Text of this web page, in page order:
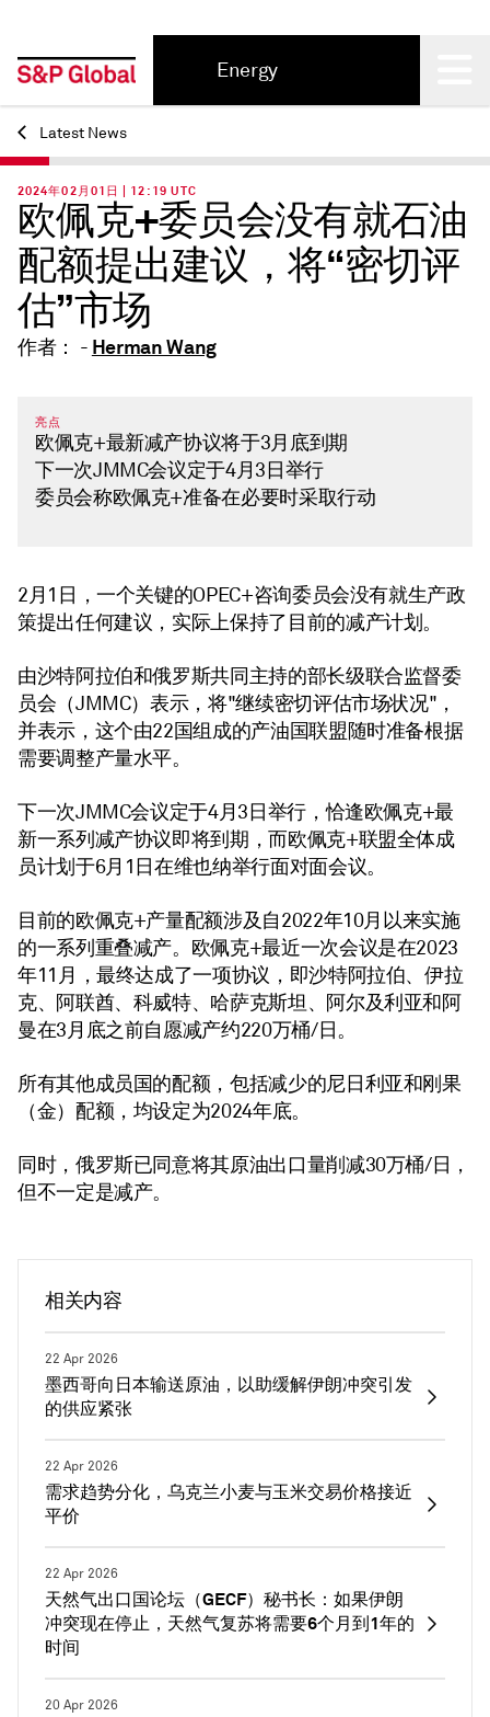
Energy
Back
Latest News
相关内容
22 Apr 2026
墨西哥向日本输送原油，以助缓解伊朗冲突引发
的供应紧张
22 Apr 2026
需求趋势分化，乌克兰小麦与玉米交易价格接近
平价
22 Apr 2026
天然气出口国论坛（GECF）秘书长：如果伊朗
冲突现在停止，天然气复苏将需要6个月到1年的
时间
20 Apr 2026
2024年02月01日 | 12:19 UTC
欧佩克+委员会没有就石油
配额提出建议，将“密切评
估”市场
作者： - Herman Wang
亮点
欧佩克+最新减产协议将于3月底到期
下一次JMMC会议定于4月3日举行
委员会称欧佩克+准备在必要时采取行动
2月1日，一个关键的OPEC+咨询委员会没有就生产政
策提出任何建议，实际上保持了目前的减产计划。
由沙特阿拉伯和俄罗斯共同主持的部长级联合监督委
员会（JMMC）表示，将"继续密切评估市场状况"，
并表示，这个由22国组成的产油国联盟随时准备根据
需要调整产量水平。
下一次JMMC会议定于4月3日举行，恰逢欧佩克+最
新一系列减产协议即将到期，而欧佩克+联盟全体成
员计划于6月1日在维也纳举行面对面会议。
目前的欧佩克+产量配额涉及自2022年10月以来实施
的一系列重叠减产。欧佩克+最近一次会议是在2023
年11月，最终达成了一项协议，即沙特阿拉伯、伊拉
克、阿联酋、科威特、哈萨克斯坦、阿尔及利亚和阿
曼在3月底之前自愿减产约220万桶/日。
所有其他成员国的配额，包括减少的尼日利亚和刚果
（金）配额，均设定为2024年底。
同时，俄罗斯已同意将其原油出口量削减30万桶/日，
但不一定是减产。